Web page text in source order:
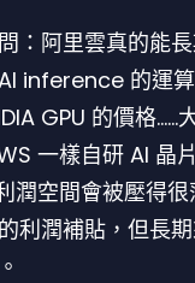
：阿里雲真的能
inference 的運
GPU 的價格……
一樣自研 AI 晶
潤空間會被壓得
利潤補貼，但長